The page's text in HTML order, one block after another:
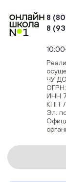
8
8
ЧУ
ОГРН:
ИНН
КПП
Эл.